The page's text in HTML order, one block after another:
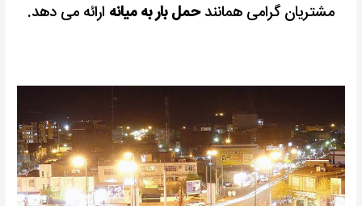
مشتریان گرامی همانندحمل بار به میانه ارائه می دهد.